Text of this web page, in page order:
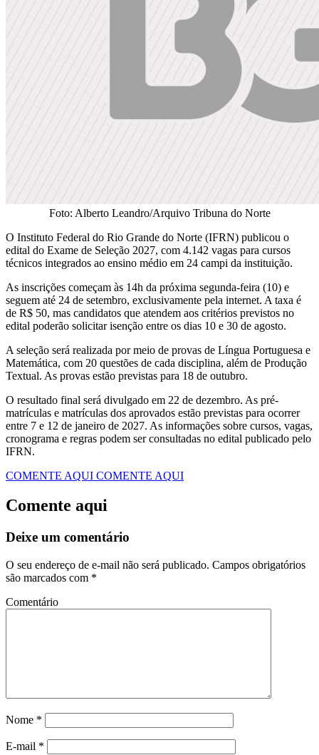
Foto: Alberto Leandro/Arquivo Tribuna do Norte
O Instituto Federal do Rio Grande do Norte (IFRN) publicou o
edital do Exame de Seleção 2027, com 4.142 vagas para cursos
técnicos integrados ao ensino médio em 24 campi da instituição.
As inscrições começam às 14h da próxima segunda-feira (10) e
seguem até 24 de setembro, exclusivamente pela internet. A taxa é
de R$ 50, mas candidatos que atendem aos critérios previstos no
edital poderão solicitar isenção entre os dias 10 e 30 de agosto.
A seleção será realizada por meio de provas de Língua Portuguesa e
Matemática, com 20 questões de cada disciplina, além de Produção
Textual. As provas estão previstas para 18 de outubro.
O resultado final será divulgado em 22 de dezembro. As pré-
matrículas e matrículas dos aprovados estão previstas para ocorrer
entre 7 e 12 de janeiro de 2027. As informações sobre cursos, vagas,
cronograma e regras podem ser consultadas no edital publicado pelo
IFRN.
COMENTE AQUI COMENTE AQUI
Comente aqui
Deixe um comentário
O seu endereço de e-mail não será publicado. Campos obrigatórios
são marcados com *
Comentário
Nome *
E-mail *